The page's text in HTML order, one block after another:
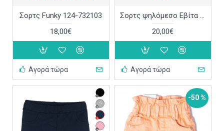
Σορτς Funky 124-732103
18,00€
Αγορά τώρα
Σορτς ψηλόμεσο Εβίτα 242115
20,00€
Αγορά τώρα
-50 %